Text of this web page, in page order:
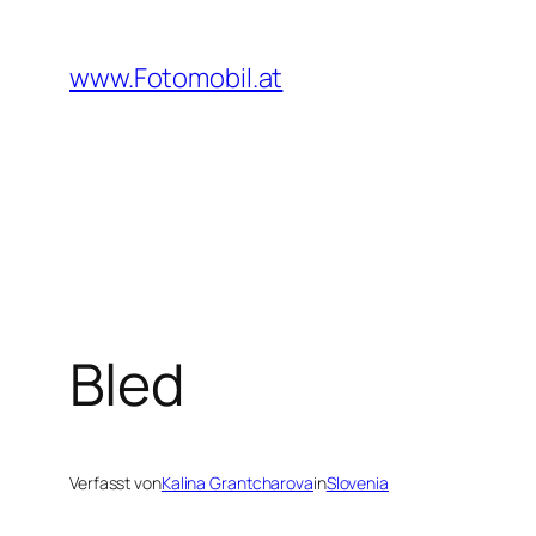
springen
www.Fotomobil.at
Bled
Verfasst vonKalina GrantcharovainSlovenia